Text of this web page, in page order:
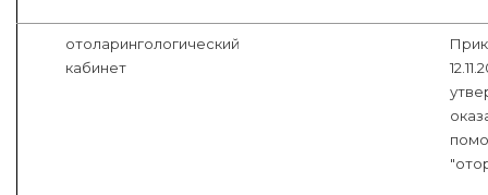
отоларингологический
кабинет